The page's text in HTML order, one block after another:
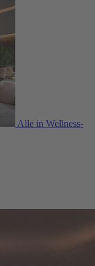
Alle in Wellness-